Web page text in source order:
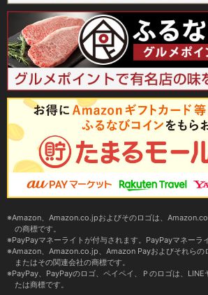
Amazon、Amazon.co.jpおよびそのロゴは、
の商標です。
PayPayマネーライトが付与されます。PayPayマネーラ
Amazon、Amazon.co.jp、Amazon Payおよびそれらの
またはその関連会社の商標です。
PayPay、PayPayのロゴ、ペイペイ、Ｐのロゴは、LINE
たは商標です。